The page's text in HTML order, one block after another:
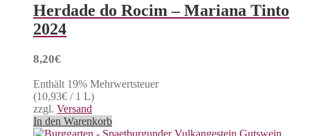
Herdade do Rocim – Mariana Tinto
2024
8,20€
Enthält 19% Mehrwertsteuer
(10,93€ / 1 L)
zzgl. Versand
In den Warenkorb